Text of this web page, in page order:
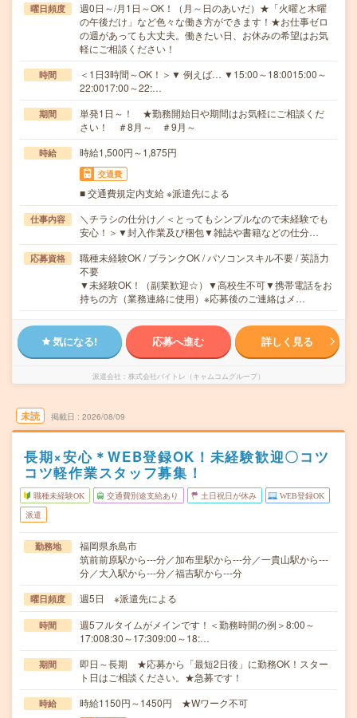
曜日頻度
週0日～/月1日～OK！（月～日のあいだ）★「火曜と木曜
の午後だけ」など色々な働き方ができます！★お仕事ゼロ
の週があっても大丈夫。働きたい日、お休みの希望はお気
軽にご相談ください！
時間
＜1日3時間～OK！＞▼ 例えば… ▼15:00～18:0015:00～
22:0017:00～22:…
期間
単発1日～！ ★勤務開始日や期間はお気軽にご相談くだ
さい！ ＃8月～ ＃9月～
時給 時給1,500円～1,875円
交通費
■ 交通費規定内支給 ※派遣先による
仕事内容
＼チラシの仕分け／＜とってもシンプルなので未経験でも
安心！＞▼封入作業及び梱包▼雑誌や書籍などの仕分…
応募資格
職種未経験OK / ブランクOK / パソコンスキル不要 / 英語力
不要
▼未経験OK！（副業歓迎☆）▼高校生不可▼携帯電話をお
持ちの方（業務連絡に使用）※応募後のご連絡はメ…
気になる! 応募へ進む 詳しく見る
派遣会社 株式会社バイトレ（キャムコムグループ）
未読 掲載日 2026/08/09
長期×安心＊WEB登録OK！未経験歓迎〇コツ
コツ軽作業スタッフ募集！
職種未経験OK 交通費別途支給あり 土日祝日が休み WEB登録OK
派遣
勤務地
福岡県糸島市
筑前前原駅から---分／加布里駅から---分／一貴山駅から---
分／大入駅から---分／福吉駅から---分
曜日頻度 週5日 ※派遣先による
時間
週5フルタイムがメインです！＜勤務時間の例＞8:00～
17:008:30～17:309:00～18:…
期間
即日～長期 ★応募から「最短2日後」に勤務OK！スター
ト日はご相談ください。★急募です！
時給 時給1150円～1450円 ★Wワーク不可